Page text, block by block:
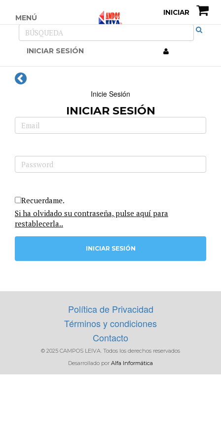
MENÚ
INICIAR
INICIAR SESIÓN
Inicie Sesión
INICIAR SESIÓN
Recuerdame.
Si ha olvidado su contraseña, pulse aquí para
restablecerla..
Política de Privacidad
Términos y condiciones
Contacto
© 2025 CAMPOS LEIVA. Todos los derechos reservados
Desarrollado por Alfa Informática